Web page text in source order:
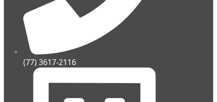
(77) 3617-2116